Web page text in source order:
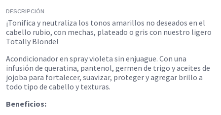
DESCRIPCIÓN
¡Tonifica y neutraliza los tonos amarillos no deseados en el
cabello rubio, con mechas, plateado o gris con nuestro ligero
Totally Blonde!
Acondicionador en spray violeta sin enjuague. Con una
infusión de queratina, pantenol, germen de trigo y aceites de
jojoba para fortalecer, suavizar, proteger y agregar brillo a
todo tipo de cabello y texturas.​
Beneficios: